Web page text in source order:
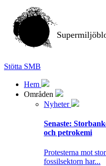
Stötta SMB
Hem
Områden
Nyheter
Senaste:
och petrokemi
Protesterna mot
fossilsektorn har...